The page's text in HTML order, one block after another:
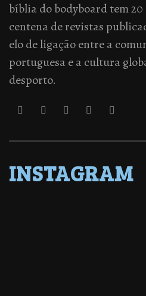
bíblia do bodyboard tem
centena de revistas
elo de ligação entre a
portuguesa e a cultura
desporto.
INSTAGRAM